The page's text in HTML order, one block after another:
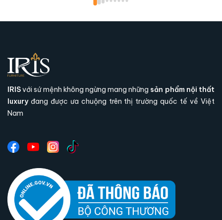
IRISvới sứ mệnh không ngừng mang những sản phẩm nội thất
luxuryđang được ưa chuộng trên thị trường quốc tế về Việt
Nam